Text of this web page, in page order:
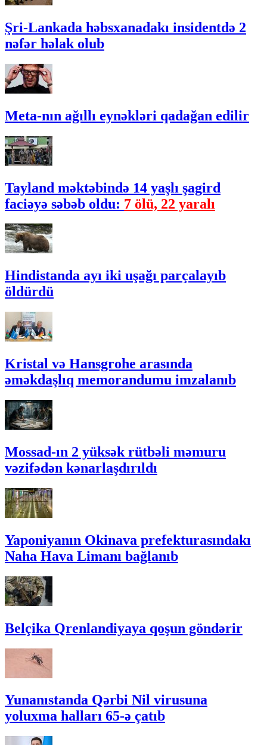
Şri-Lankada həbsxanadakı insidentdə 2
nəfər həlak olub
Meta-nın ağıllı eynəkləri qadağan edilir
Tayland məktəbində 14 yaşlı şagird
faciəyə səbəb oldu: 7 ölü, 22 yaralı
Hindistanda ayı iki uşağı parçalayıb
öldürdü
Kristal və Hansgrohe arasında
əməkdaşlıq memorandumu imzalanıb
Mossad-ın 2 yüksək rütbəli məmuru
vəzifədən kənarlaşdırıldı
Yaponiyanın Okinava prefekturasındakı
Naha Hava Limanı bağlanıb
Belçika Qrenlandiyaya qoşun göndərir
Yunanıstanda Qərbi Nil virusuna
yoluxma halları 65-ə çatıb